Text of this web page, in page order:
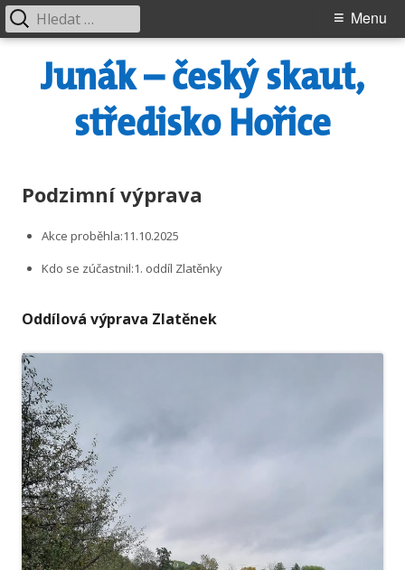
Junák – český skaut,
středisko Hořice
Primary
Menu
Menu
Vyhledávání
Podzimní výprava
Akce proběhla:11.10.2025
Kdo se zúčastnil:1. oddíl Zlatěnky
Oddílová výprava Zlatěnek